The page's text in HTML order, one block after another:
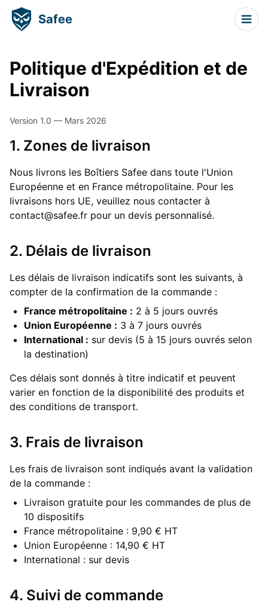
Safee
Politique d'Expédition et de
Livraison
Version 1.0 — Mars 2026
1. Zones de livraison
Nous livrons les Boîtiers Safee dans toute l'Union
Européenne et en France métropolitaine. Pour les
livraisons hors UE, veuillez nous contacter à
contact@safee.fr pour un devis personnalisé.
2. Délais de livraison
Les délais de livraison indicatifs sont les suivants, à
compter de la confirmation de la commande :
France métropolitaine : 2 à 5 jours ouvrés
Union Européenne : 3 à 7 jours ouvrés
International : sur devis (5 à 15 jours ouvrés selon
la destination)
Ces délais sont donnés à titre indicatif et peuvent
varier en fonction de la disponibilité des produits et
des conditions de transport.
3. Frais de livraison
Les frais de livraison sont indiqués avant la validation
de la commande :
Livraison gratuite pour les commandes de plus de
10 dispositifs
France métropolitaine : 9,90 € HT
Union Européenne : 14,90 € HT
International : sur devis
4. Suivi de commande